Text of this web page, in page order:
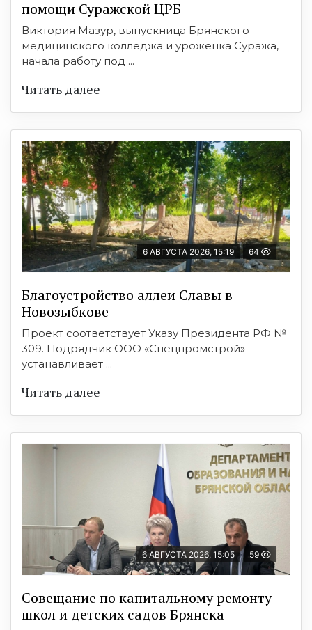
помощи Суражской ЦРБ
Виктория Мазур, выпускница Брянского
медицинского колледжа и уроженка Суража,
начала работу под ...
Читать далее
6 АВГУСТА 2026, 15:19 64
Благоустройство аллеи Славы в
Новозыбкове
Проект соответствует Указу Президента РФ №
309. Подрядчик ООО «Спецпромстрой»
устанавливает ...
Читать далее
6 АВГУСТА 2026, 15:05 59
Совещание по капитальному ремонту
школ и детских садов Брянска